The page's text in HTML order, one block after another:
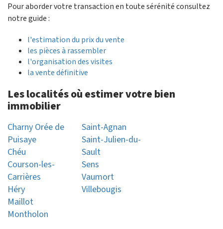
Pour aborder votre transaction en toute sérénité consultez
notre guide :
l'estimation du prix du vente
les pièces à rassembler
l'organisation des visites
la vente définitive
Les localités où estimer votre bien
immobilier
Charny Orée de
Puisaye
Chéu
Courson-les-
Carrières
Héry
Maillot
Montholon
Saint-Agnan
Saint-Julien-du-
Sault
Sens
Vaumort
Villebougis